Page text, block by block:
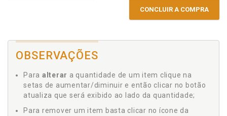
CONCLUIR A COMPRA
OBSERVAÇÕES
Para alterar a quantidade de um item clique na
setas de aumentar/diminuir e então clicar no botão
atualiza que será exibido ao lado da quantidade;
Para remover um item basta clicar no ícone da